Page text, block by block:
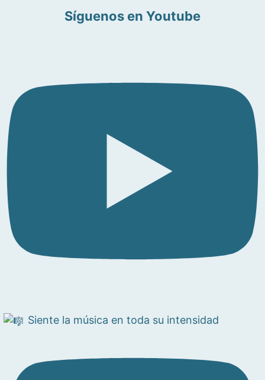
Síguenos en Youtube
Siente la música en toda su intensidad